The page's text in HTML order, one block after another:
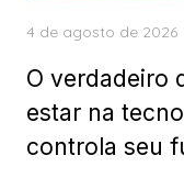
Posted
4 de agosto de 2026
O verdadeiro
estar na
controla seu